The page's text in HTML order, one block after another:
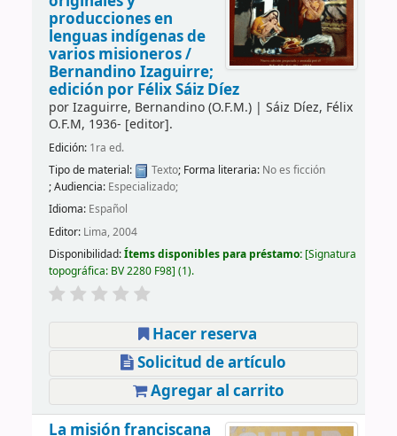
producciones en
lenguas indígenas de
varios misioneros /
Bernandino Izaguirre;
edición por Félix Sáiz Díez
porIzaguirre, Bernandino (O.F.M.)| Sáiz Díez, Félix
O.F.M, 1936- [editor].
Edición: 1ra ed.
Tipo de material:
Texto; Forma literaria: No es ficción
; Audiencia: Especializado;
Idioma: Español
Editor: Lima, 2004
Disponibilidad:Ítems disponibles para préstamo: Signatura
topográfica: BV 2280 F98 (1).
Hacer reserva
Solicitud de artículo
Agregar al carrito
La misión franciscana